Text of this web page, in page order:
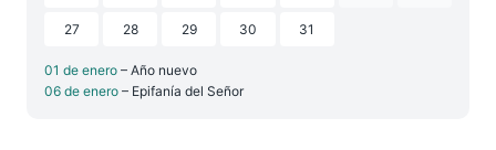
27 28 29 30 31
01 de enero – Año nuevo
06 de enero – Epifanía del Señor